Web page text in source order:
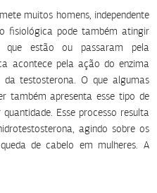
muitos homens, independente
fisiológica pode também atingir
que estão ou passaram pela
acontece pela ação do enzima
testosterona. O que algumas
também apresenta esse tipo de
Esse processo resulta
agindo sobre os
de cabelo em mulheres. A